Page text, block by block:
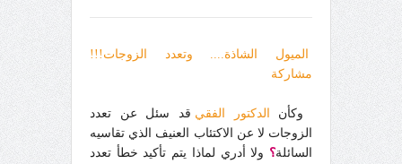
الميول الشاذة.... وتعدد الزوجات!!!
مشاركة
وكأن الدكتور الفقي قد سئل عن تعدد
الزوجات لا عن الاكتئاب العنيف الذي تقاسيه
السائلة؟ ولا أدري لماذا يتم تأكيد خطأ تعدد